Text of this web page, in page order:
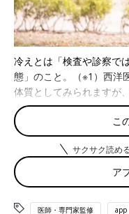
冷えとは「検査や診察で
態」のこと。（※1）西洋
体質としてみられますが
とあらわします。
冷え性は手足の冷えがつ
抜け毛や白髪が増える、
起きが悪い、肌荒れ、く
痢、肩こり、腰痛、イラ
われます。（※2）体質だ
こ
サクサク読め
ア
医師・専門家監修 app